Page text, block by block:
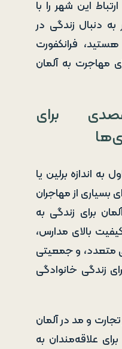
این شهر را با
دنبال زندگی در
فرانکفورت
مهاجرت به آلمان
برای
به اندازه برلین یا
بسیاری از مهاجران
برای زندگی به
بالای مدارس،
متعدد، و جمعیتی
زندگی خانوادگی
و مد در آلمان
علاقه‌مندان به